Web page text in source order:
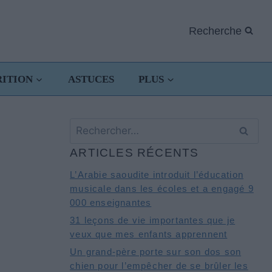
Recherche
ASTUCES PLUS
Rechercher :
ARTICLES RÉCENTS
L’Arabie saoudite introduit l’éducation
musicale dans les écoles et a engagé 9
000 enseignantes
31 leçons de vie importantes que je
veux que mes enfants apprennent
Un grand-père porte sur son dos son
chien pour l’empêcher de se brûler les